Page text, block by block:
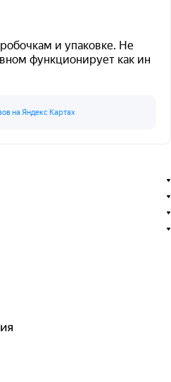
и упаковке. Не
функционирует как ин
на Яндекс Картах